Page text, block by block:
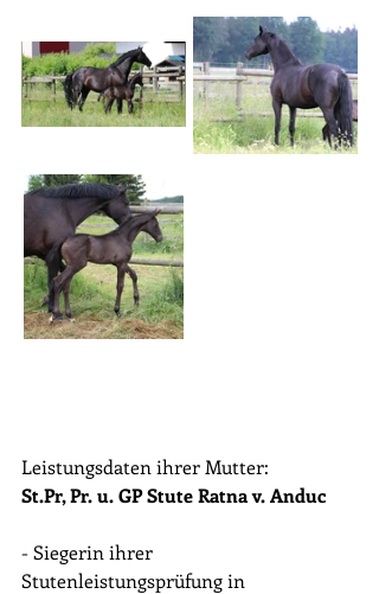
Leistungsdaten ihrer Mutter:
St.Pr, Pr. u. GP Stute Ratna v. Anduc
- Siegerin ihrer
Stutenleistungsprüfung in